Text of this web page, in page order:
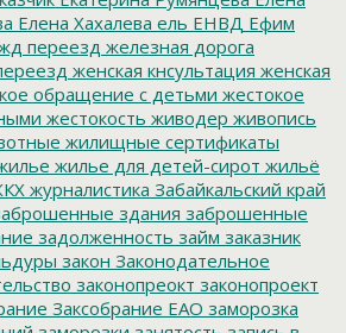
Елена Хахалева ель ЕНВД Ефим
переезд железная дорога
женская кнсультация женская
обращение с детьми жестокое
жестокость живодер живопись
жилищные сертификаты
жилье для детей-сирот жильё
журналистика Забайкальский край
здания заброшенные
задолженность займ заказник
закон Законодательное
законопреокт законопроект
Заксобрание ЕАО заморозка